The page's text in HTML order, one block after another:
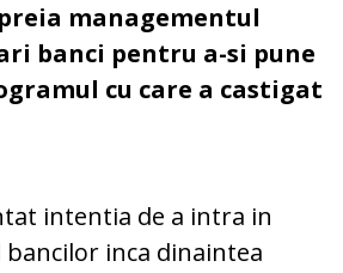
managementul
banci pentru a-si pune
cu care a castigat
intentia de a intra in
inca dinaintea